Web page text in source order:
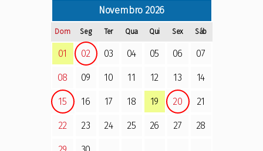
Novembro 2026
Dom Seg Ter Qua Qui Sex Sáb
01 02 03 04 05 06 07
08 09 10 11 12 13 14
15 16 17 18 19 20 21
22 23 24 25 26 27 28